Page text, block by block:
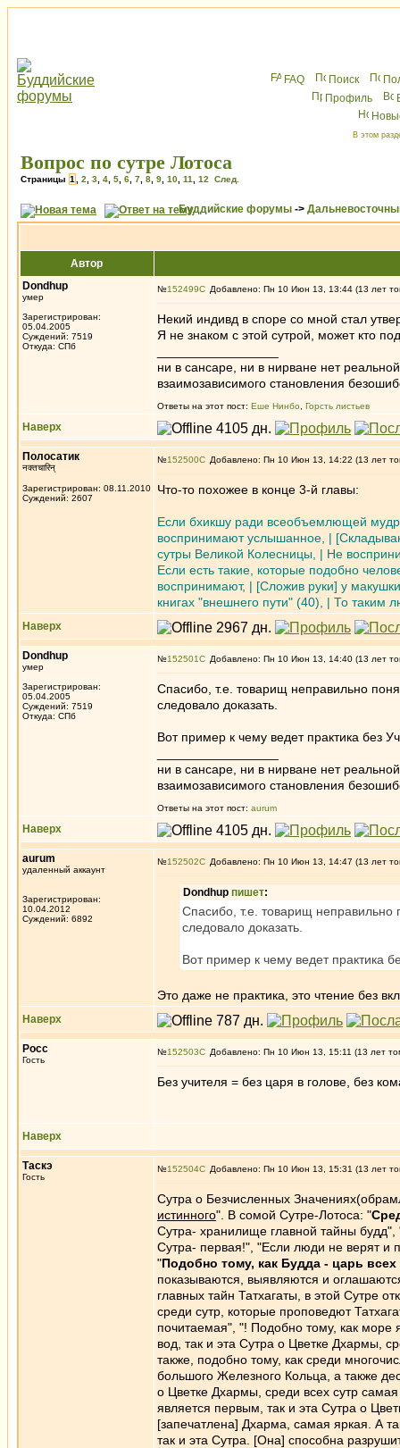
FAQ Поиск
Профиль
В этом
Вопрос по сутре Лотоса
Страницы 1 2 3 4 5 6 7 8 9 10 11 12 След.
Буддийские форумы ->
Автор
Dondhup
умер
Зарегистрирован:
05.04.2005
Суждений: 7519
Откуда: СПб
№152499 Добавлено: Пн 10 Июн 13, 13:44 (13 лет
Некий индивд в споре со мной стал
Я не знаком с этой сутрой, может кто
ни в сансаре, ни в нирване нет
взаимозависимого становления
Ответы на этот пост: Еше Нинбо Горсть листьев
Наверх
Полосатик
नक्तचारिन्
Зарегистрирован: 08.11.2010
Суждений: 2607
№152500 Добавлено: Пн 10 Июн 13, 14:22 (13 лет
Что-то похожее в конце 3-й главы:
Если бхикшу ради всеобъемлющей
воспринимают услышанное, |
сутры Великой Колесницы, | Не
Если есть такие, которые подобно
воспринимают, | [Сложив руки] у
книгах "внешнего пути" (40), | То таким
Наверх
Dondhup
умер
Зарегистрирован:
05.04.2005
Суждений: 7519
Откуда: СПб
№152501 Добавлено: Пн 10 Июн 13, 14:40 (13 лет
Спасибо, т.е. товарищ неправильно
следовало доказать.
Вот пример к чему ведет практика без
ни в сансаре, ни в нирване нет
взаимозависимого становления
Ответы на этот пост: aurum
Наверх
aurum
удаленный аккаунт
Зарегистрирован:
10.04.2012
Суждений: 6892
№152502 Добавлено: Пн 10 Июн 13, 14:47 (13 лет
Dondhup пишет:
Спасибо, т.е. товарищ неправильно
следовало доказать.
Вот пример к чему ведет практика
Это даже не практика, это чтение без
Наверх
Росс
Гость
№152503 Добавлено: Пн 10 Июн 13, 15:11 (13 лет
Без учителя = без царя в голове, без
Наверх
Таскэ
Гость
№152504 Добавлено: Пн 10 Июн 13, 15:31 (13 лет
Сутра о Безчисленных
истинного". В сомой Сутре-Лотоса: "
Сутра- хранилище главной тайны
Сутра- первая!", "Если люди не верят и
"Подобно тому, как Будда - царь
показываются, выявляются и
главных тайн Татхагаты, в этой Сутре
среди сутр, которые проповедют
почитаемая", "! Подобно тому, как море
вод, так и эта Сутра о Цветке Дхармы,
также, подобно тому, как среди
большого Железного Кольца, а также
о Цветке Дхармы, среди всех сутр
является первым, так и эта Сутра о
[запечатлена] Дхарма, самая яркая. А
так и эта Сутра. [Она] способна